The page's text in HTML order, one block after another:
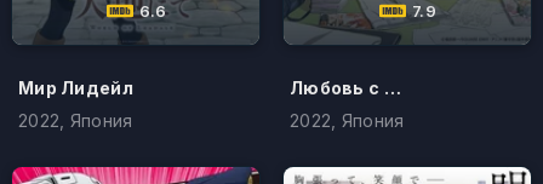
6.6
Мир Лидейл
2022, Япония
7.9
Любовь с иголочки
2022, Япония